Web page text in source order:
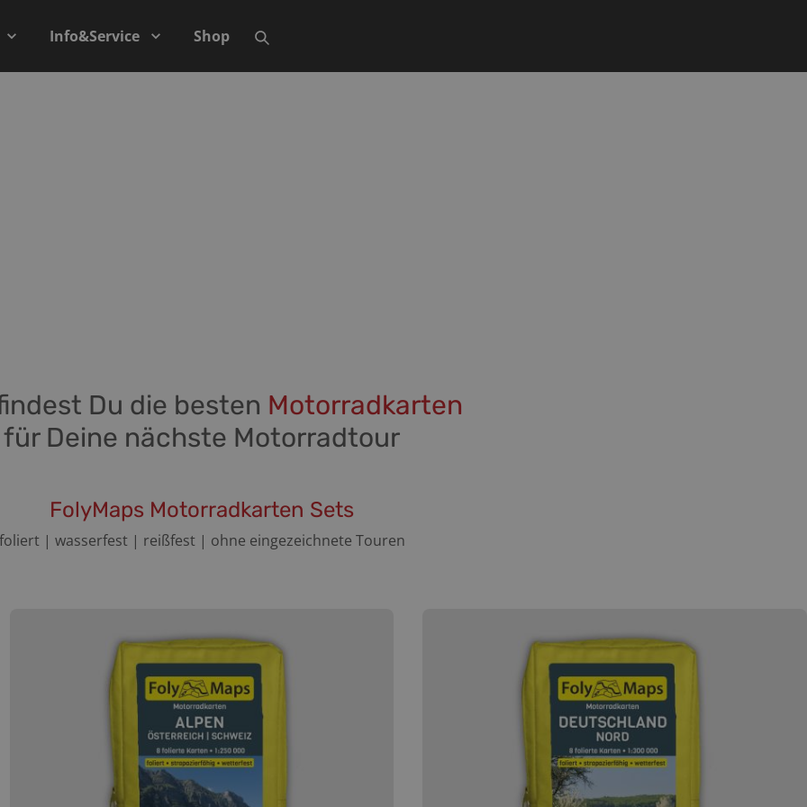
Info&Service Shop
Du die besten Motorradkarten
für Deine nächste Motorradtour
FolyMaps Motorradkarten Sets
| wasserfest | reißfest | ohne eingezeichnete Touren